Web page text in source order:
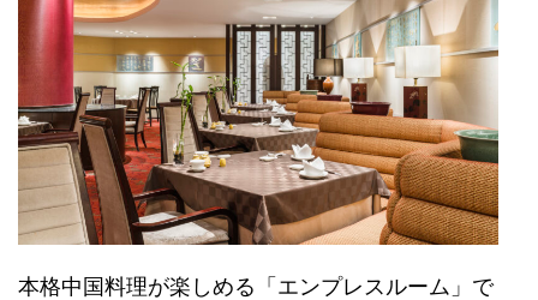
本格中国料理が楽しめる「エンプレスルーム」で